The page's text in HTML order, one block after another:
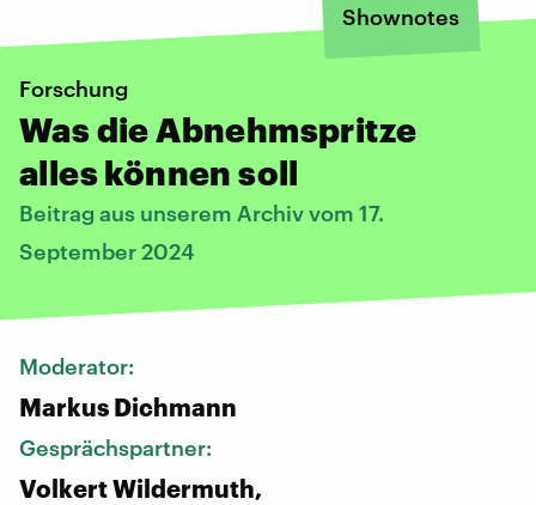
Shownotes
Forschung
Was die Abnehmspritze
alles können soll
Beitrag aus unserem Archiv vom 17.
September 2024
Moderator:
Markus Dichmann
Gesprächspartner:
Volkert Wildermuth,